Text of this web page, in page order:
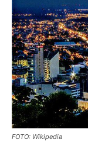
FOTO: Wikipedia